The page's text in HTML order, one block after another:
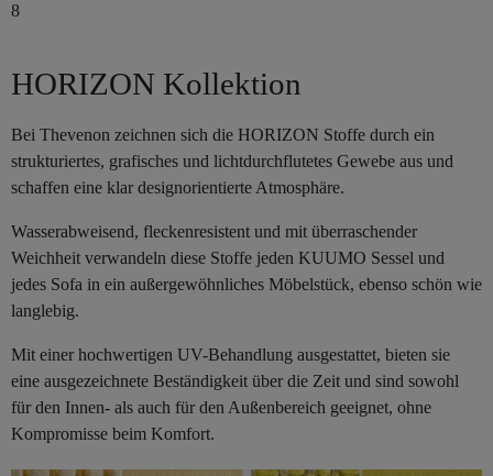
8
HORIZON Kollektion
Bei Thevenon zeichnen sich die HORIZON Stoffe durch ein
strukturiertes, grafisches und lichtdurchflutetes Gewebe aus und
schaffen eine klar designorientierte Atmosphäre.
Wasserabweisend, fleckenresistent und mit überraschender
Weichheit verwandeln diese Stoffe jeden KUUMO Sessel und
jedes Sofa in ein außergewöhnliches Möbelstück, ebenso schön wie
langlebig.
Mit einer hochwertigen UV-Behandlung ausgestattet, bieten sie
eine ausgezeichnete Beständigkeit über die Zeit und sind sowohl
für den Innen- als auch für den Außenbereich geeignet, ohne
Kompromisse beim Komfort.